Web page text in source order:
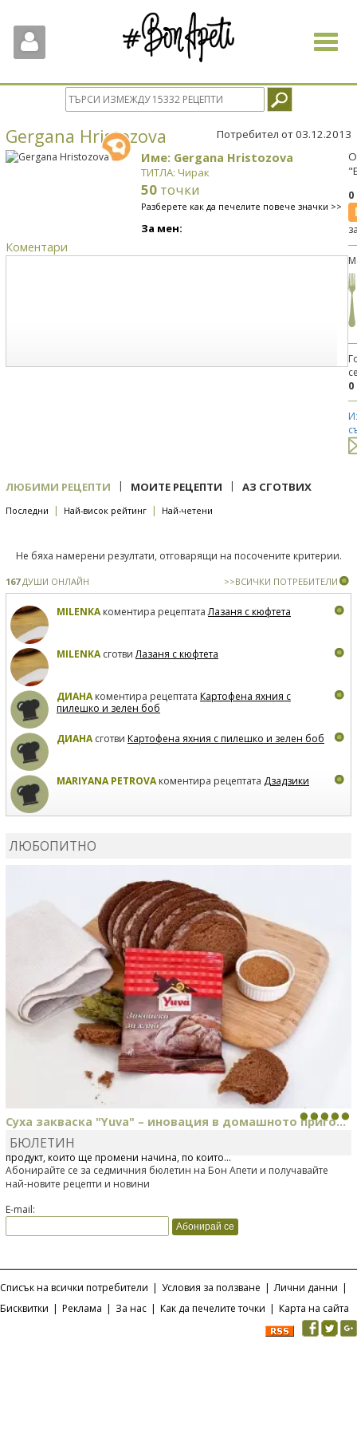
Toggle
Gergana Hristozova Потребител от 03.12.2013
Име: Gergana Hristozova
ТИТЛА: Чирак
50 точки
Разберете как да печелите повече значки >>
За мен:
Коментари
0
ЛЮБИМИ РЕЦЕПТИ | МОИТЕ РЕЦЕПТИ | АЗ СГОТВИХ
Последни | Най-висок рейтинг | Най-четени
Не бяха намерени резултати, отговарящи на посочените критерии.
167ДУШИ ОНЛАЙН >>ВСИЧКИ ПОТРЕБИТЕЛИ
MILENKAкоментира рецептатаЛазаня с кюфтета
MILENKAсготвиЛазаня с кюфтета
ДИАНАкоментира рецептата Картофена яхния с
пилешко и зелен боб
ДИАНАсготви Картофена яхния с пилешко и зелен боб
MARIYANA PETROVAкоментира рецептата Дзадзики
ЛЮБОПИТНО
Суха закваска "Yuva" – иновация в домашното приго...
Отскоро Лесафр България стартира предлагането на изцяло нов
продукт, който ще промени начина, по който...
БЮЛЕТИН
Абонирайте се за седмичния бюлетин на Бон Апети и получавайте
най-новите рецепти и новини
E-mail:
Списък на всички потребители | Условия за ползване | Лични данни |
Бисквитки | Реклама | За нас | Как да печелите точки | Карта на сайта